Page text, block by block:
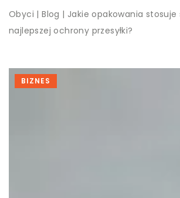
Obyci |Blog | Jakie opakowania stosuje
najlepszej ochrony przesyłki?
BIZNES